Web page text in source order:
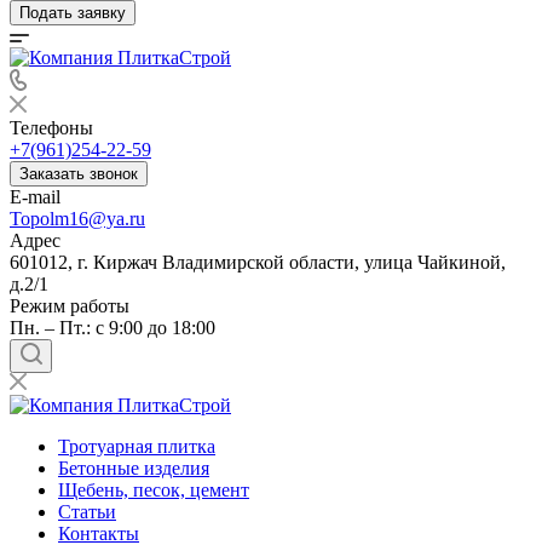
Подать заявку
Телефоны
+7(961)254-22-59
Заказать звонок
E-mail
Topolm16@ya.ru
Адрес
601012, г. Киржач Владимирской области, улица Чайкиной,
д.2/1
Режим работы
Пн. – Пт.: с 9:00 до 18:00
Тротуарная плитка
Бетонные изделия
Щебень, песок, цемент
Статьи
Контакты